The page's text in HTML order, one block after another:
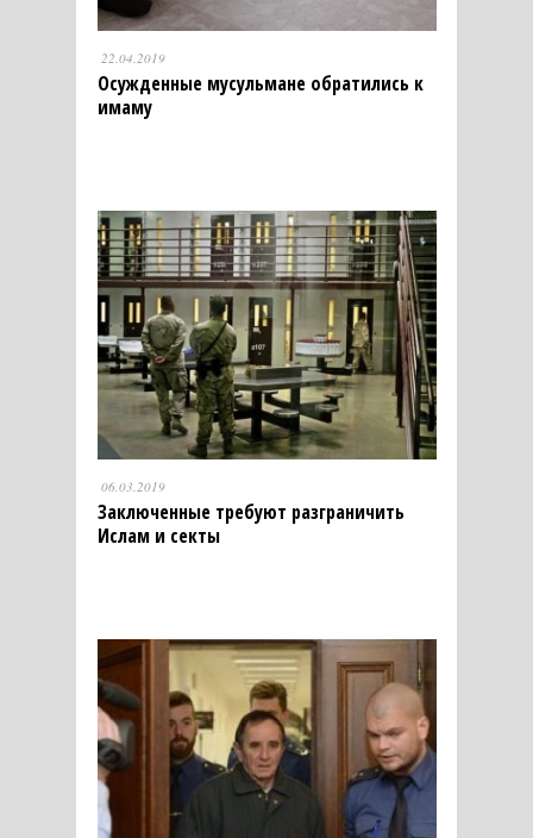
22.04.2019
Осужденные мусульмане обратились к
имаму
06.03.2019
Заключенные требуют разграничить
Ислам и секты